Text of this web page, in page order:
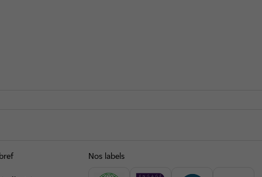
Nos labels